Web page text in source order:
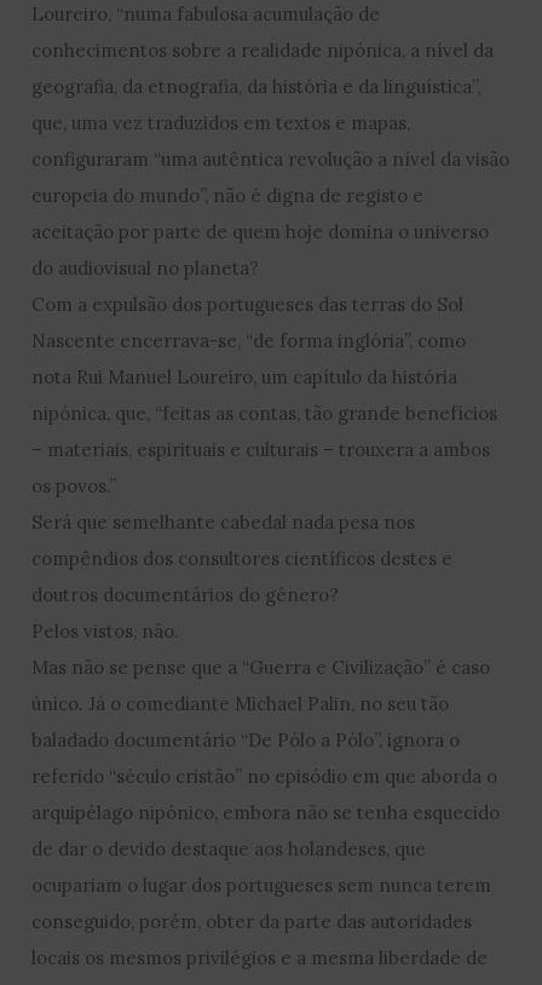
Loureiro, “numa fabulosa acumulação de
conhecimentos sobre a realidade nipónica, a nível da
geografia, da etnografia, da história e da linguística”,
que, uma vez traduzidos em textos e mapas,
configuraram “uma autêntica revolução a nível da visão
europeia do mundo”, não é digna de registo e
aceitação por parte de quem hoje domina o universo
do audiovisual no planeta?
Com a expulsão dos portugueses das terras do Sol
Nascente encerrava-se, “de forma inglória”, como
nota Rui Manuel Loureiro, um capítulo da história
nipónica, que, “feitas as contas, tão grande benefícios
– materiais, espirituais e culturais – trouxera a ambos
os povos.”
Será que semelhante cabedal nada pesa nos
compêndios dos consultores científicos destes e
doutros documentários do género?
Pelos vistos, não.
Mas não se pense que a “Guerra e Civilização” é caso
único. Já o comediante Michael Palin, no seu tão
baladado documentário “De Pólo a Pólo”, ignora o
referido “século cristão” no episódio em que aborda o
arquipélago nipónico, embora não se tenha esquecido
de dar o devido destaque aos holandeses, que
ocupariam o lugar dos portugueses sem nunca terem
conseguido, porém, obter da parte das autoridades
locais os mesmos privilégios e a mesma liberdade de